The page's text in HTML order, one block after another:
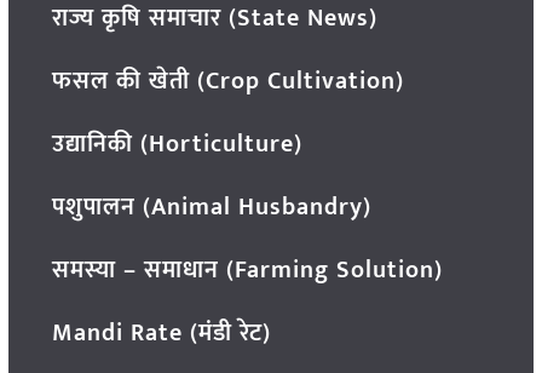
राज्य कृषि समाचार (State News)
फसल की खेती (Crop Cultivation)
उद्यानिकी (Horticulture)
पशुपालन (Animal Husbandry)
समस्या – समाधान (Farming Solution)
Mandi Rate (मंडी रेट)